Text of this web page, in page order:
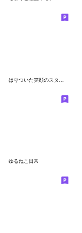
ゆるねこ日常